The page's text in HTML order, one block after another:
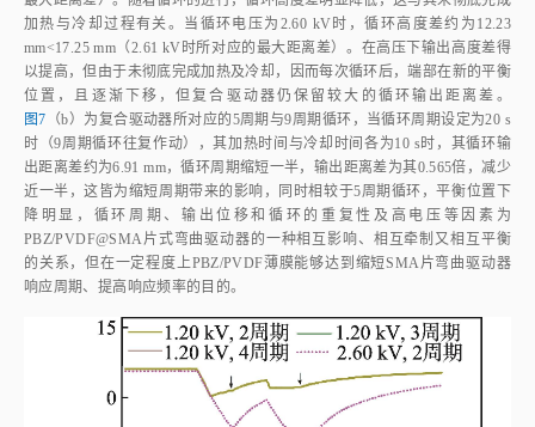
加热与冷却过程有关。当循环电压为2.60 kV时，循环高度差约为12.23
mm<17.25 mm（2.61 kV时所对应的最大距离差）。在高压下输出高度差得
以提高，但由于未彻底完成加热及冷却，因而每次循环后，端部在新的平衡
位置，且逐渐下移，但复合驱动器仍保留较大的循环输出距离差。
图7 （b）为复合驱动器所对应的5周期与9周期循环，当循环周期设定为20 s
时（9周期循环往复作动），其加热时间与冷却时间各为10 s时，其循环输
出距离差约为6.91 mm，循环周期缩短一半，输出距离差为其0.565倍，减少
近一半，这皆为缩短周期带来的影响，同时相较于5周期循环，平衡位置下
降明显，循环周期、输出位移和循环的重复性及高电压等因素为
PBZ/PVDF@SMA片式弯曲驱动器的一种相互影响、相互牵制又相互平衡
的关系，但在一定程度上PBZ/PVDF薄膜能够达到缩短SMA片弯曲驱动器
响应周期、提高响应频率的目的。